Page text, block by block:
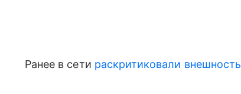
Ранее в сети раскритиковали внешность